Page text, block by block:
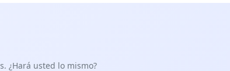
¿Hará usted lo mismo?